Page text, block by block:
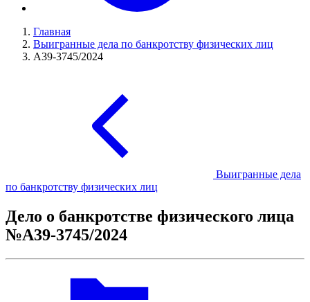
Главная
Выигранные дела по банкротству физических лиц
А39-3745/2024
Выигранные дела
по банкротству физических лиц
Дело о банкротстве физического лица
№А39-3745/2024